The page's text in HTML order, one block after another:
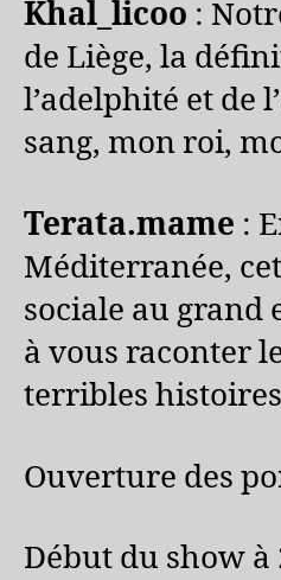
Khal_licoo :
de Liège, la
l’adelphité et de
sang, mon roi,
Terata.mame :
Méditerranée,
sociale au grand
à vous raconter
terribles
Ouverture des
Début du show à